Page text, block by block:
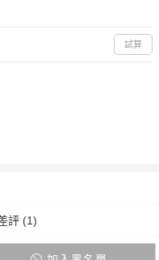
試算
評 (1)